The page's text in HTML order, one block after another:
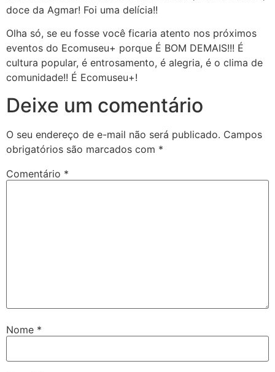
doce da Agmar! Foi uma delícia!!
Olha só, se eu fosse você ficaria atento nos próximos
eventos do Ecomuseu+ porque É BOM DEMAIS!!! É
cultura popular, é entrosamento, é alegria, é o clima de
comunidade!! É Ecomuseu+!
Deixe um comentário
O seu endereço de e-mail não será publicado. Campos
obrigatórios são marcados com *
Comentário *
Nome *